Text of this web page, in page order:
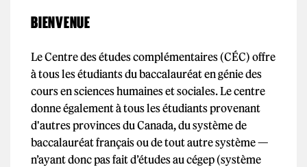
BIENVENUE
Le Centre des études complémentaires (CÉC) offre
à tous les étudiants du baccalauréat en génie des
cours en sciences humaines et sociales. Le centre
donne également à tous les étudiants provenant
d'autres provinces du Canada, du système de
baccalauréat français ou de tout autre système —
n’ayant donc pas fait d’études au cégep (système